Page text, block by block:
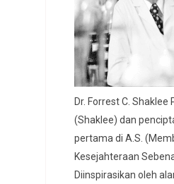
Dr. Forrest C. Shaklee
(Shaklee) dan
pertama di A.S.
Kesejahteraan
Diinspirasikan oleh